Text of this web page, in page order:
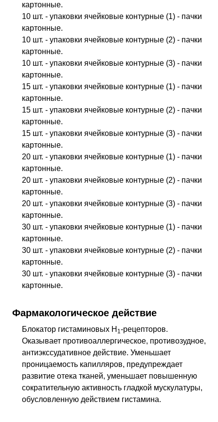
картонные.
10 шт. - упаковки ячейковые контурные (1) - пачки
картонные.
10 шт. - упаковки ячейковые контурные (2) - пачки
картонные.
10 шт. - упаковки ячейковые контурные (3) - пачки
картонные.
15 шт. - упаковки ячейковые контурные (1) - пачки
картонные.
15 шт. - упаковки ячейковые контурные (2) - пачки
картонные.
15 шт. - упаковки ячейковые контурные (3) - пачки
картонные.
20 шт. - упаковки ячейковые контурные (1) - пачки
картонные.
20 шт. - упаковки ячейковые контурные (2) - пачки
картонные.
20 шт. - упаковки ячейковые контурные (3) - пачки
картонные.
30 шт. - упаковки ячейковые контурные (1) - пачки
картонные.
30 шт. - упаковки ячейковые контурные (2) - пачки
картонные.
30 шт. - упаковки ячейковые контурные (3) - пачки
картонные.
Фармакологическое действие
Блокатор гистаминовых Н 1-рецепторов.
Оказывает противоаллергическое, противозудное,
антиэкссудативное действие. Уменьшает
проницаемость капилляров, предупреждает
развитие отека тканей, уменьшает повышенную
сократительную активность гладкой мускулатуры,
обусловленную действием гистамина.